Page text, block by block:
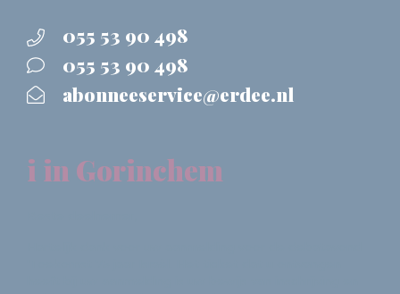
055 53 90 498
055 53 90 498
abonneeservice@erdee.nl
i in Gorinchem